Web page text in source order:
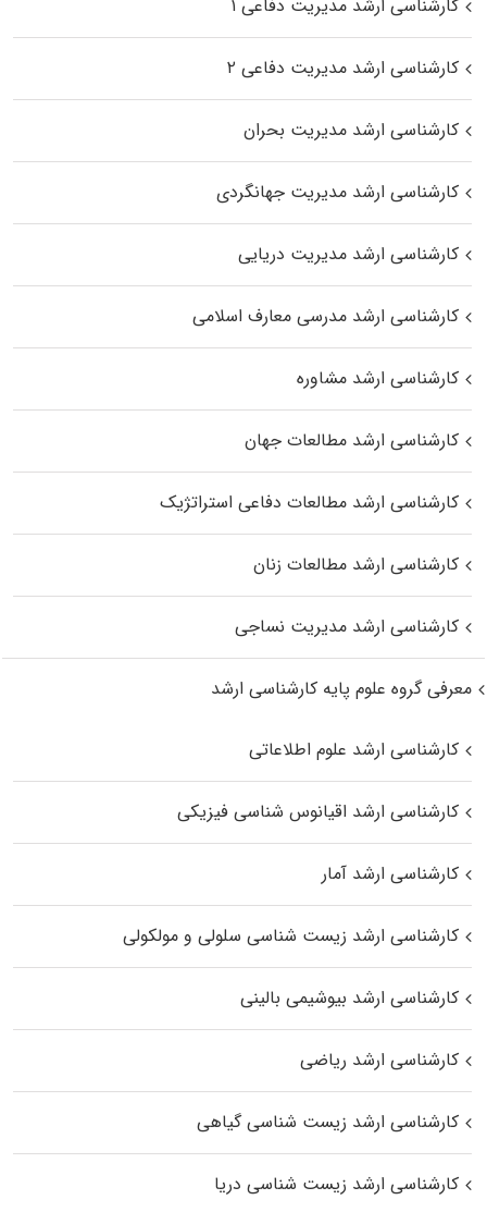
کارشناسی ارشد مدیریت دفاعی ۱
کارشناسی ارشد مدیریت دفاعی ۲
کارشناسی ارشد مدیریت بحران
کارشناسی ارشد مدیریت جهانگردی
کارشناسی ارشد مدیریت دریایی
کارشناسی ارشد مدرسی معارف اسلامی
کارشناسی ارشد مشاوره
کارشناسی ارشد مطالعات جهان
کارشناسی ارشد مطالعات دفاعی استراتژیک
کارشناسی ارشد مطالعات زنان
کارشناسی ارشد مدیریت نساجی
معرفی گروه علوم پایه کارشناسی ارشد
کارشناسی ارشد علوم اطلاعاتی
کارشناسی ارشد اقیانوس‌ شناسی فیزیکی
کارشناسی ارشد آمار
کارشناسی ارشد زیست شناسی سلولی و مولکولی
کارشناسی ارشد بیوشیمی بالینی
کارشناسی ارشد ریاضی
کارشناسی ارشد زیست‌ شناسی گیاهی
کارشناسی ارشد زیست‌ شناسی دریا